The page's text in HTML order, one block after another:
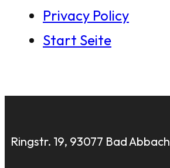
Privacy Policy
Start Seite
Ringstr. 19, 93077 Bad Abbach